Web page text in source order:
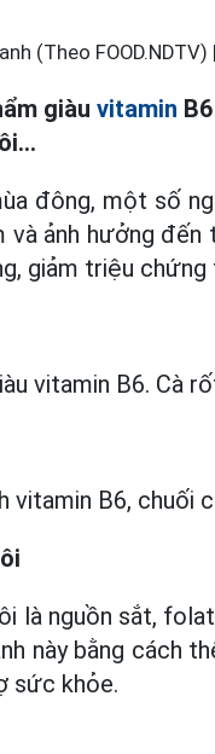
(Theo FOOD.NDTV) |
giàu vitamin
đông, một số
và ảnh hưởng
giảm triệu
vitamin B6. Cà
vitamin B6, chuối
là nguồn sắt,
này bằng cách
sức khỏe.